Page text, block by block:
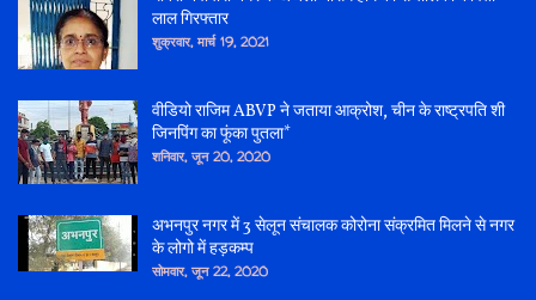
लाल गिरफ्तार
शुक्रवार, मार्च 19, 2021
वीडियो राजिम ABVP ने जताया आक्रोश, चीन के राष्ट्रपति शी
जिनपिंग का फूंका पुतला*
शनिवार, जून 20, 2020
अभनपुर नगर में 3 सेलून संचालक कोरोना संक्रमित मिलने से नगर
के लोगो में हड़कम्प
सोमवार, जून 22, 2020